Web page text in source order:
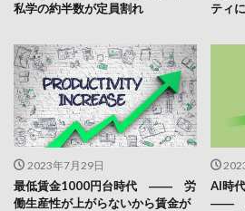
私学の約半数が定員割れ
ティ
2023年7月29日
最低賃金1000円台時代 ―― 労
働生産性が上がらないから賃金が
AI時
―― AI